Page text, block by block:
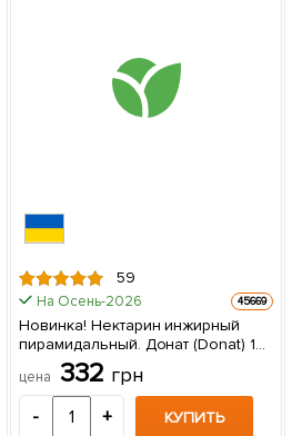
59
На Осень-2026 45669
Новинка! Нектарин инжирный
пирамидальный. Донат (Donat) 1
саженец в упаковке
цена 332 грн
- + КУПИТЬ